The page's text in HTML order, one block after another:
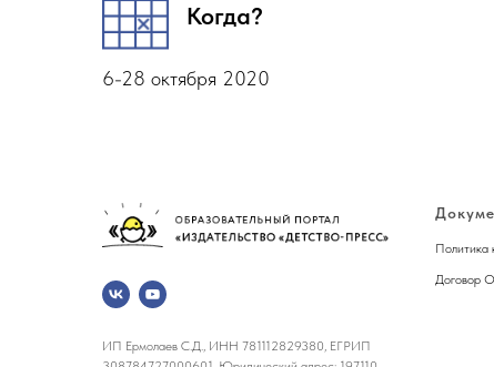
Когда?
6-28 октября 2020
ИП Ермолаев С.Д., ИНН 781112829380, ЕГРИП
Политика
Договор